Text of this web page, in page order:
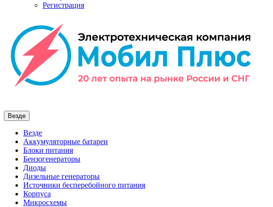
Регистрация
Везде
Везде
Аккумуляторные батареи
Блоки питания
Бензогенераторы
Диоды
Дизельные генераторы
Источники бесперебойного питания
Корпуса
Микросхемы